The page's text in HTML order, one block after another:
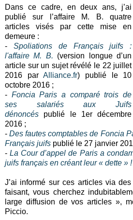
Dans ce cadre, en deux ans, j’ai
publié sur l’affaire M. B. quatre
articles visés par cette mise en
demeure :
-
Spoliations de Français juifs :
l'affaire M. B. (version longue d’un
article sur un sujet révélé le 22 juillet
2016 parAlliance.fr) publié le 10
octobre 2016 ;
- Foncia Paris a comparé trois de
ses salariés aux Juifs
dénoncés publié le 1er décembre
2016 ;
- Des fautes comptables de Foncia
Français juifs publié le 27 janvier
- La Cour d’appel de Paris a
juifs français en créant leur « dette » !
J’ai informé sur ces articles via
faisant, vous cherchez
large diffusion de vos articles »,
Piccio.